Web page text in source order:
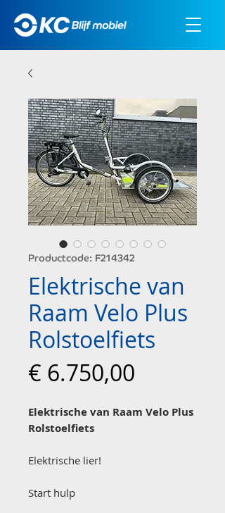
Productcode: F214342
Elektrische van
Raam Velo Plus
Rolstoelfiets
€ 6.750,00
Elektrische van Raam Velo Plus
Rolstoelfiets
Elektrische lier!
Start hulp